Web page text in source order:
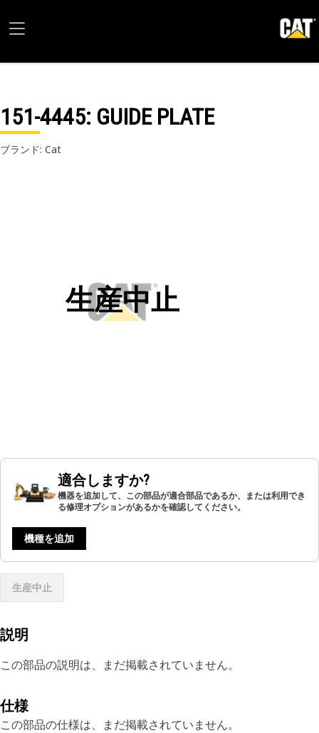
151-4445: GUIDE PLATE
ブランド: Cat
生産中止
適合しますか?
機器を追加して、この部品が適合部品であるか、または利用でき
る修理オプションがあるかを確認してください。
機種を追加
生産中止
説明
この部品の説明は、まだ掲載されていません。
仕様
この部品の仕様は、まだ掲載されていません。